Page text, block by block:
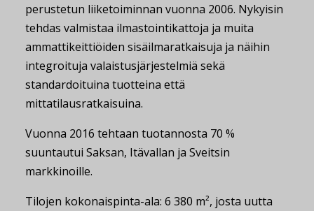
perustetun liiketoiminnan vuonna 2006. Nykyisin
tehdas valmistaa ilmastointikattoja ja muita
ammattikeittiöiden sisäilmaratkaisuja ja näihin
integroituja valaistusjärjestelmiä sekä
standardoituina tuotteina että
mittatilausratkaisuina.
Vuonna 2016 tehtaan tuotannosta 70 %
suuntautui Saksan, Itävallan ja Sveitsin
markkinoille.
Tilojen kokonaispinta-ala: 6 380 m², josta uutta